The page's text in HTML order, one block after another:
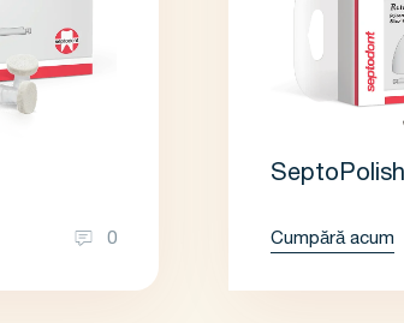
0 Cumpără acum